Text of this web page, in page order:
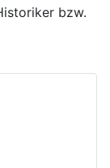
bzw.